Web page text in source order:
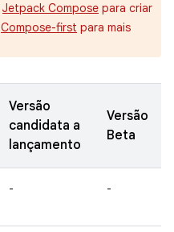
Jetpack Compose para criar
Compose-first para mais
Versão
candidata a
lançamento
Versão
Beta
- -